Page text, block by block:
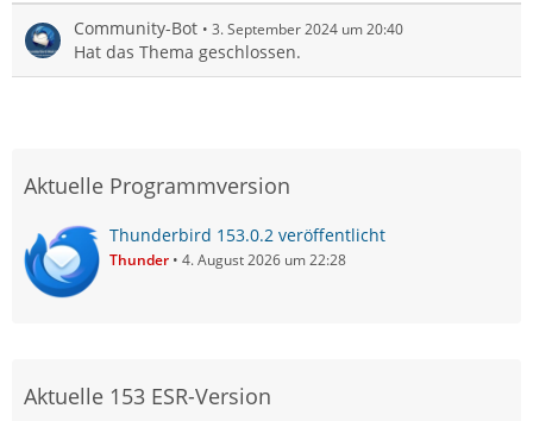
Community-Bot 3. September 2024 um 20:40
Hat das Thema geschlossen.
Aktuelle Programmversion
Thunderbird 153.0.2 veröffentlicht
Thunder 4. August 2026 um 22:28
Aktuelle 153 ESR-Version